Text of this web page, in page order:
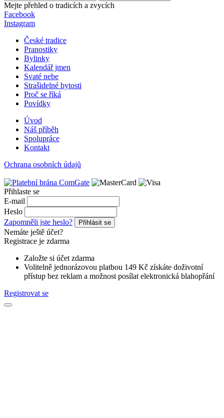
Mejte přehled o tradicích a zvycích
Facebook
Instagram
České tradice
Pranostiky
Bylinky
Kalendář jmen
Svaté nebe
Strašidelné bytosti
Proč se říká
Povídky
Úvod
Náš příběh
Spolupráce
Kontakt
Ochrana osobních údajů
Přihlaste se
E-mail
Heslo
Zapomněli jste heslo?
Přihlásit se
Nemáte ještě účet?
Registrace je zdarma
Založte si účet zdarma
Volitelně jednorázovou platbou 149 Kč získáte doživotní
přístup bez reklam a možnost posílat elektronická blahopřání
Registrovat se